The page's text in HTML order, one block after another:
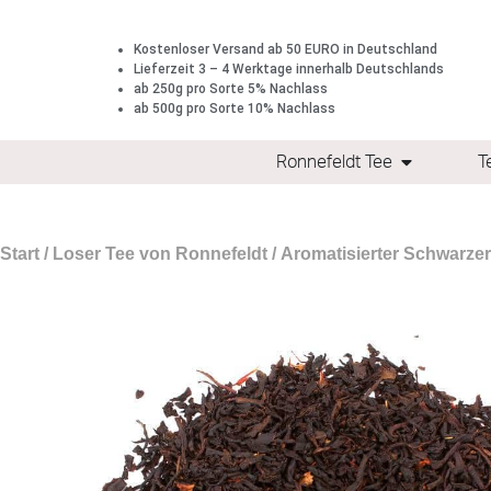
Kostenloser Versand ab 50 EURO in Deutschland
Lieferzeit 3 – 4 Werktage innerhalb Deutschlands
ab 250g pro Sorte 5% Nachlass
ab 500g pro Sorte 10% Nachlass
Ronnefeldt Tee
Start / Loser Tee von Ronnefeldt / Aromatisierter